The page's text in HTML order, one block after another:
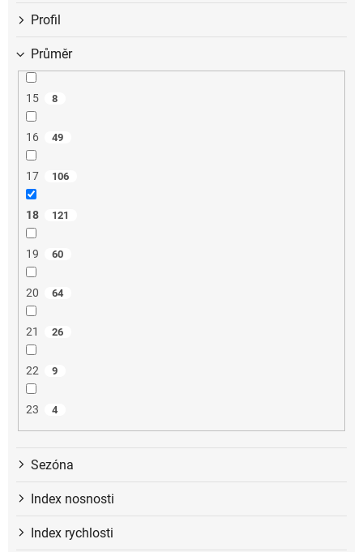
Profil
Průměr
15 8
16 49
17 106
18 121
19 60
20 64
21 26
22 9
23 4
Sezóna
Index nosnosti
Index rychlosti